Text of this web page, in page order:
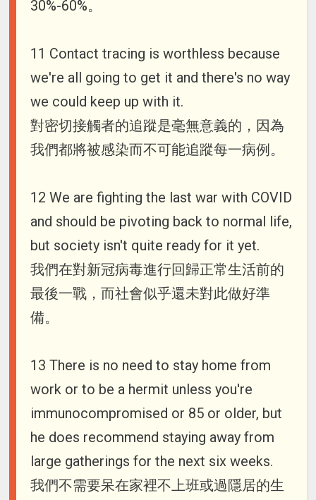
30%-60%。
11 Contact tracing is worthless because
we're all going to get it and there's no way
we could keep up with it.
對密切接觸者的追蹤是毫無意義的，因為
我們都將被感染而不可能追蹤每一病例。
12 We are fighting the last war with COVID
and should be pivoting back to normal life,
but society isn't quite ready for it yet.
我們在對新冠病毒進行回歸正常生活前的
最後一戰，而社會似乎還未對此做好準
備。
13 There is no need to stay home from
work or to be a hermit unless you're
immunocompromised or 85 or older, but
he does recommend staying away from
large gatherings for the next six weeks.
我們不需要呆在家裡不上班或過隱居的生